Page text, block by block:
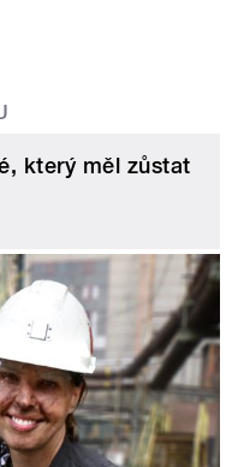
který měl zůstat